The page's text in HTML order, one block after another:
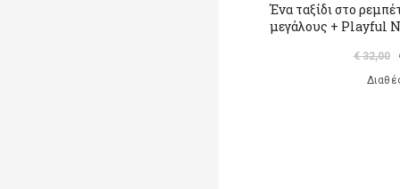
Ένα ταξίδι στο
μεγάλους + Playful
€ 32,00